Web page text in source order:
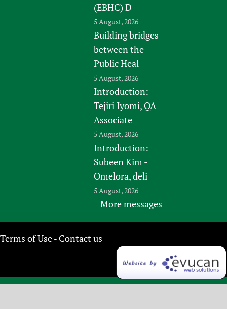
(EBHC) D
5 August, 2026
Building bridges
between the
Public Heal
5 August, 2026
Introduction:
Tejiri Iyomi, QA
Associate
5 August, 2026
Introduction:
Subeen Kim -
Omelora, deli
5 August, 2026
More messages
Terms of Use- Contact us